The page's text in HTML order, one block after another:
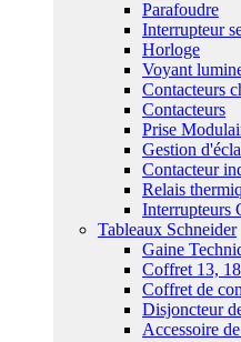
Parafoudre
Interrupteur
Horloge
Voyant
Contacteurs
Contacteurs
Prise
Gestion
Contacteur
Relais
Interrupteurs
Tableaux Schneider
Gaine
Coffret 13,
Coffret de
Disjoncteur
Accessoire